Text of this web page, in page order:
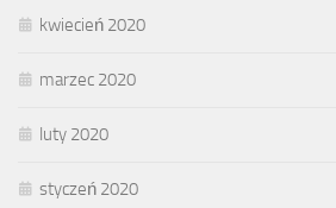
kwiecień 2020
marzec 2020
luty 2020
styczeń 2020